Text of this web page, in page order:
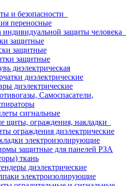
и безопасности
переносные
индивидуальной защиты человека
защитные
защитные
защитные
диэлектрическая
диэлектрические
диэлектрические
Самоспасатели,
сигнальные
щиты, ограждения, накладки
ограждения диэлектрические
электроизолирующие
защитные для панелей РЗА
ткань
диэлектрические
электроизолирующие